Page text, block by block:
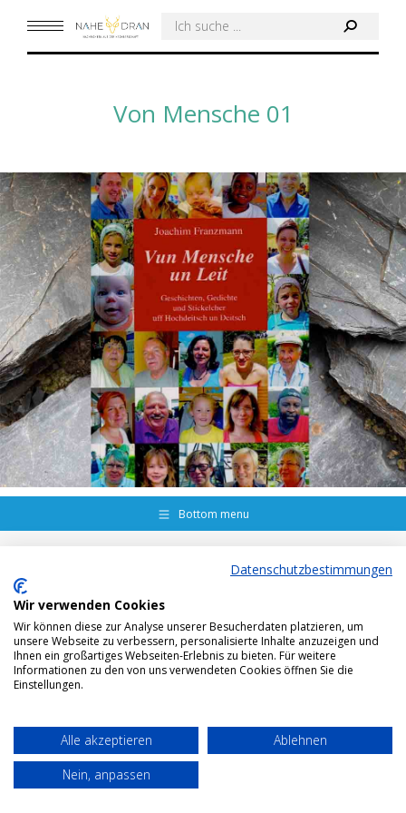
Search:
Von Mensche 01
Bottom menu
Datenschutzbestimmungen
Wir verwenden Cookies
Wir können diese zur Analyse unserer Besucherdaten platzieren, um
unsere Webseite zu verbessern, personalisierte Inhalte anzuzeigen und
Ihnen ein großartiges Webseiten-Erlebnis zu bieten. Für weitere
Informationen zu den von uns verwendeten Cookies öffnen Sie die
Einstellungen.
Alle akzeptieren
Ablehnen
Nein, anpassen